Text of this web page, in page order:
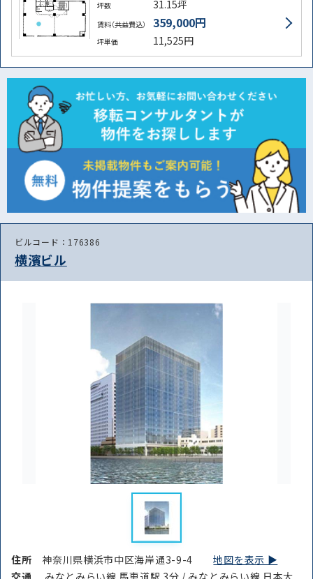
坪数 31.15坪
賃料（共益費込） 359,000円
坪単価 11,525円
ビルコード：176386
横濱ビル
住所神奈川県横浜市中区海岸通3-9-4地図を表示 ▶︎
交通
みなとみらい線 馬車道駅 3分 / みなとみらい線 日本大